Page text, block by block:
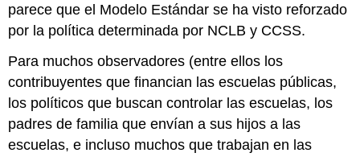
parece que el Modelo Estándar se ha visto reforzado
por la política determinada por NCLB y CCSS.
Para muchos observadores (entre ellos los
contribuyentes que financian las escuelas públicas,
los políticos que buscan controlar las escuelas, los
padres de familia que envían a sus hijos a las
escuelas, e incluso muchos que trabajan en las